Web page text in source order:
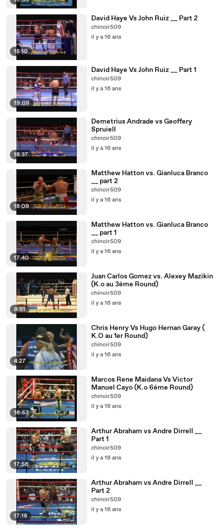
15:10
David Haye Vs John Ruiz __ Part 2
chinoir509
il y a 16 ans
19:09
David Haye Vs John Ruiz __ Part 1
chinoir509
il y a 16 ans
18:37
Demetrius Andrade vs Geoffery
Spruiell
chinoir509
il y a 16 ans
18:09
Matthew Hatton vs. Gianluca Branco
__ part 2
chinoir509
il y a 16 ans
17:40
Matthew Hatton vs. Gianluca Branco
__ part 1
chinoir509
il y a 16 ans
9:51
Juan Carlos Gomez vs. Alexey Mazikin
(K.o au 3éme Round)
chinoir509
il y a 16 ans
4:27
Chris Henry Vs Hugo Hernan Garay (
K.O au 1er Round)
chinoir509
il y a 16 ans
16:53
Marcos Rene Maidana Vs Victor
Manuel Cayo (K.o 6éme Round)
chinoir509
il y a 16 ans
17:56
Arthur Abraham vs Andre Dirrell __
Part 1
chinoir509
il y a 16 ans
17:18
Arthur Abraham vs Andre Dirrell __
Part 2
chinoir509
il y a 16 ans